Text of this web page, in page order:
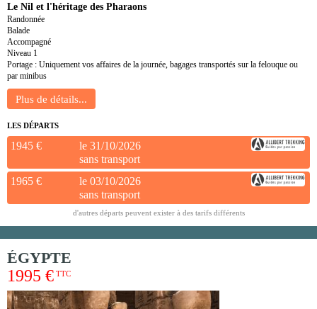
Le Nil et l'héritage des Pharaons
Randonnée
Balade
Accompagné
Niveau 1
Portage : Uniquement vos affaires de la journée, bagages transportés sur la felouque ou
par minibus
LES DÉPARTS
1945 €
le 31/10/2026
sans transport
1965 €
le 03/10/2026
sans transport
d'autres départs peuvent exister à des tarifs différents
ÉGYPTE
1995 € TTC